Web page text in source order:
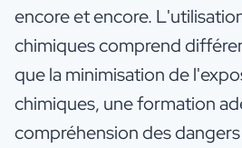
encore et encore.
chimiques comprend
que la minimisation de
chimiques, une formation
compréhension des